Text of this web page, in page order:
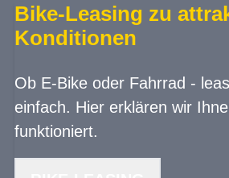
Bike-Leasing zu
Konditionen
Ob E-Bike oder Fahrrad -
einfach. Hier erklären wir
funktioniert.